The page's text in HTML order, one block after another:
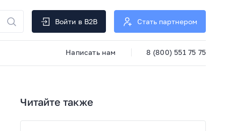
Войти в B2B Стать партнером
Написать нам 8 (800) 551 75 75
Читайте также